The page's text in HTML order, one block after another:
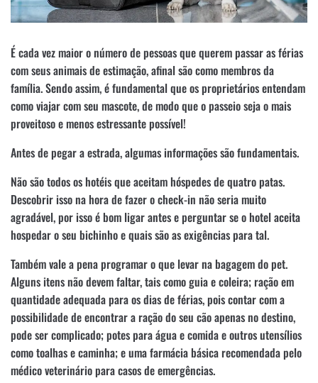
É cada vez maior o número de pessoas que querem passar as férias
com seus animais de estimação, afinal são como membros da
família. Sendo assim, é fundamental que os proprietários entendam
como viajar com seu mascote, de modo que o passeio seja o mais
proveitoso e menos estressante possível!
Antes de pegar a estrada, algumas informações são fundamentais.
Não são todos os hotéis que aceitam hóspedes de quatro patas.
Descobrir isso na hora de fazer o check-in não seria muito
agradável, por isso é bom ligar antes e perguntar se o hotel aceita
hospedar o seu bichinho e quais são as exigências para tal.
Também vale a pena programar o que levar na bagagem do pet.
Alguns itens não devem faltar, tais como guia e coleira; ração em
quantidade adequada para os dias de férias, pois contar com a
possibilidade de encontrar a ração do seu cão apenas no destino,
pode ser complicado; potes para água e comida e outros utensílios
como toalhas e caminha; e uma farmácia básica recomendada pelo
médico veterinário para casos de emergências.